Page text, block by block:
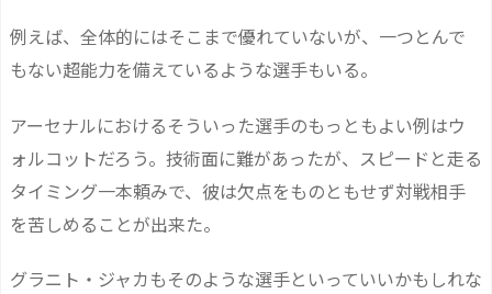
例えば、全体的にはそこまで優れていないが、一つとんで
もない超能力を備えているような選手もいる。
アーセナルにおけるそういった選手のもっともよい例はウ
ォルコットだろう。技術面に難があったが、スピードと走る
タイミング一本頼みで、彼は欠点をものともせず対戦相手
を苦しめることが出来た。
グラニト・ジャカもそのような選手といっていいかもしれな